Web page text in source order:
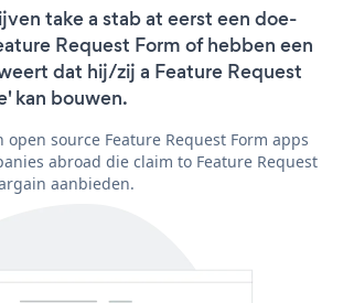
take a stab at eerst een doe-
Request Form of hebben een
dat hij/zij a Feature Request
kan bouwen.
source Feature Request Form apps
abroad die claim to Feature Request
aanbieden.